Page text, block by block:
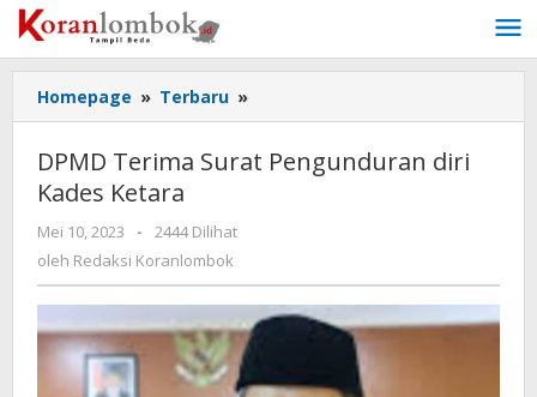
Lewati
ke
konten
Homepage » Terbaru »
Terima
Pengunduran
DPMD Terima Surat Pengunduran diri
Kades Ketara
Mei 10, 2023
oleh
Redaksi
-
2444 Dilihat
oleh Redaksi Koranlombok